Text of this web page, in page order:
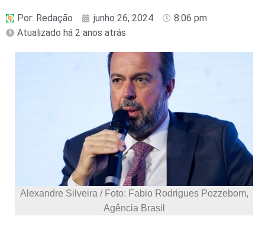
Por: Redação junho 26, 2024
8:06 pm
Atualizado há 2 anos atrás
Alexandre Silveira / Foto: Fabio Rodrigues Pozzebom,
Agência Brasil